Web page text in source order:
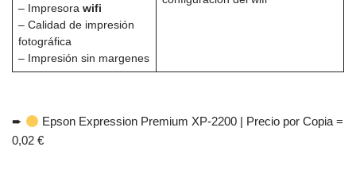
– Impresora wifi
– Calidad de impresión
fotográfica
– Impresión sin margenes
➨
Epson Expression Premium XP-2200 | Precio por Copia =
0,02 €